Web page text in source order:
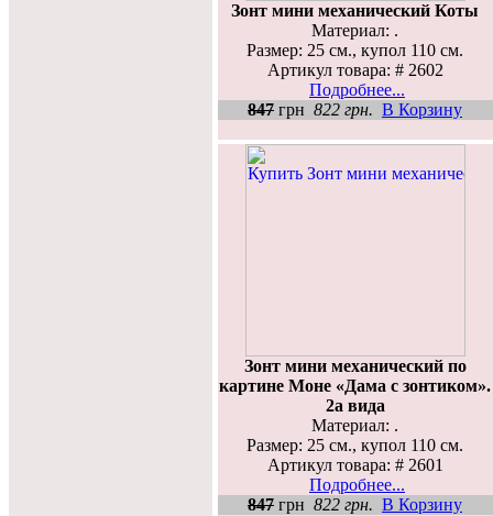
Зонт мини механический Коты
Материал: .
Размер: 25 см., купол 110 см.
Артикул товара: # 2602
Подробнее...
847 грн 822 грн. В Корзину
Зонт мини механический по
картине Моне «Дама с зонтиком».
2а вида
Материал: .
Размер: 25 см., купол 110 см.
Артикул товара: # 2601
Подробнее...
847 грн 822 грн. В Корзину